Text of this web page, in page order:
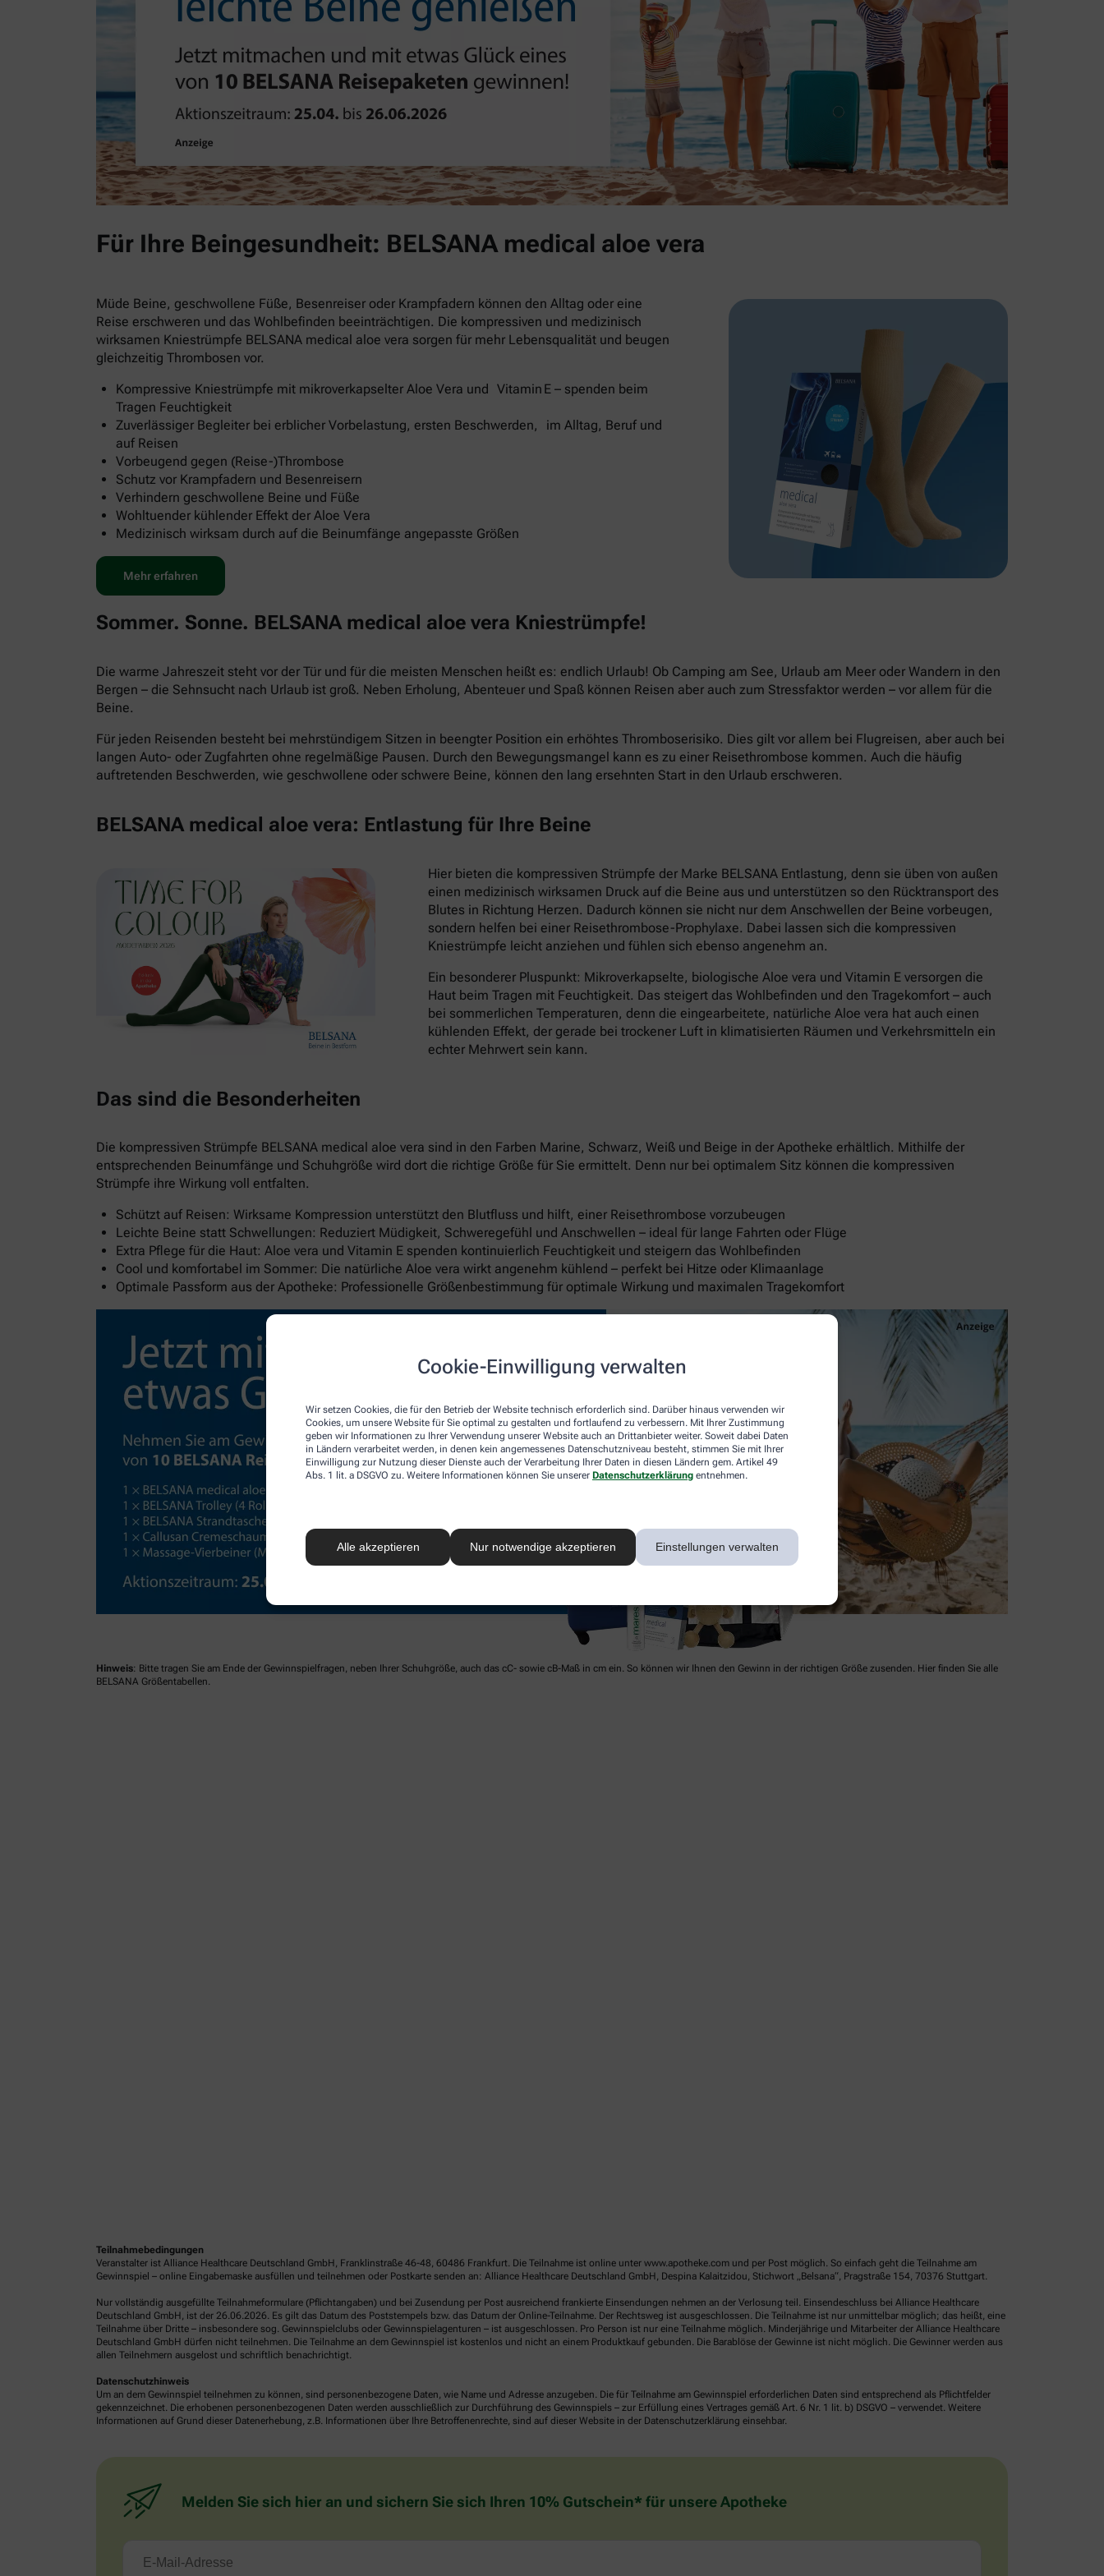
Cookie-Einwilligung verwalten
Wir setzen Cookies, die für den Betrieb der Website technisch erforderlich sind. Darüber hinaus verwenden wir
Cookies, um unsere Website für Sie optimal zu gestalten und fortlaufend zu verbessern. Mit Ihrer Zustimmung
geben wir Informationen zu Ihrer Verwendung unserer Website auch an Drittanbieter weiter. Soweit dabei Daten
in Ländern verarbeitet werden, in denen kein angemessenes Datenschutzniveau besteht, stimmen Sie mit Ihrer
Einwilligung zur Nutzung dieser Dienste auch der Verarbeitung Ihrer Daten in diesen Ländern gem. Artikel 49
Abs. 1 lit. a DSGVO zu. Weitere Informationen können Sie unserer Datenschutzerklärung entnehmen.
Alle akzeptieren Nur notwendige akzeptieren Einstellungen verwalten
Für Ihre Beingesundheit: BELSANA medical aloe vera
Müde Beine, geschwollene Füße, Besenreiser oder Krampfadern können den Alltag oder eine
Reise erschweren und das Wohlbefinden beeinträchtigen. Die kompressiven und medizinisch
wirksamen Kniestrümpfe BELSANA medical aloe vera sorgen für mehr Lebensqualität und beugen
gleichzeitig Thrombosen vor.
Kompressive Kniestrümpfe mit mikroverkapselter Aloe Vera und Vitamin E – spenden beim
Tragen Feuchtigkeit
Zuverlässiger Begleiter bei erblicher Vorbelastung, ersten Beschwerden, im Alltag, Beruf und
auf Reisen
Vorbeugend gegen (Reise-)Thrombose
Schutz vor Krampfadern und Besenreisern
Verhindern geschwollene Beine und Füße
Wohltuender kühlender Effekt der Aloe Vera
Medizinisch wirksam durch auf die Beinumfänge angepasste Größen
Mehr erfahren
Sommer. Sonne. BELSANA medical aloe vera Kniestrümpfe!
Die warme Jahreszeit steht vor der Tür und für die meisten Menschen heißt es: endlich Urlaub! Ob Camping am See, Urlaub am Meer oder Wandern in den
Bergen – die Sehnsucht nach Urlaub ist groß. Neben Erholung, Abenteuer und Spaß können Reisen aber auch zum Stressfaktor werden – vor allem für die
Beine.
Für jeden Reisenden besteht bei mehrstündigem Sitzen in beengter Position ein erhöhtes Thromboserisiko. Dies gilt vor allem bei Flugreisen, aber auch bei
langen Auto- oder Zugfahrten ohne regelmäßige Pausen. Durch den Bewegungsmangel kann es zu einer Reisethrombose kommen. Auch die häufig
auftretenden Beschwerden, wie geschwollene oder schwere Beine, können den lang ersehnten Start in den Urlaub erschweren.
BELSANA medical aloe vera: Entlastung für Ihre Beine
Hier bieten die kompressiven Strümpfe der Marke BELSANA Entlastung, denn sie üben von außen
einen medizinisch wirksamen Druck auf die Beine aus und unterstützen so den Rücktransport des
Blutes in Richtung Herzen. Dadurch können sie nicht nur dem Anschwellen der Beine vorbeugen,
sondern helfen bei einer Reisethrombose-Prophylaxe. Dabei lassen sich die kompressiven
Kniestrümpfe leicht anziehen und fühlen sich ebenso angenehm an.
Ein besonderer Pluspunkt: Mikroverkapselte, biologische Aloe vera und Vitamin E versorgen die
Haut beim Tragen mit Feuchtigkeit. Das steigert das Wohlbefinden und den Tragekomfort – auch
bei sommerlichen Temperaturen, denn die eingearbeitete, natürliche Aloe vera hat auch einen
kühlenden Effekt, der gerade bei trockener Luft in klimatisierten Räumen und Verkehrsmitteln ein
echter Mehrwert sein kann.
Das sind die Besonderheiten
Die kompressiven Strümpfe BELSANA medical aloe vera sind in den Farben Marine, Schwarz, Weiß und Beige in der Apotheke erhältlich. Mithilfe der
entsprechenden Beinumfänge und Schuhgröße wird dort die richtige Größe für Sie ermittelt. Denn nur bei optimalem Sitz können die kompressiven
Strümpfe ihre Wirkung voll entfalten.
Schützt auf Reisen: Wirksame Kompression unterstützt den Blutfluss und hilft, einer Reisethrombose vorzubeugen
Leichte Beine statt Schwellungen: Reduziert Müdigkeit, Schweregefühl und Anschwellen – ideal für lange Fahrten oder Flüge
Extra Pflege für die Haut: Aloe vera und Vitamin E spenden kontinuierlich Feuchtigkeit und steigern das Wohlbefinden
Cool und komfortabel im Sommer: Die natürliche Aloe vera wirkt angenehm kühlend – perfekt bei Hitze oder Klimaanlage
Optimale Passform aus der Apotheke: Professionelle Größenbestimmung für optimale Wirkung und maximalen Tragekomfort
Hinweis: Bitte tragen Sie am Ende der Gewinnspielfragen, neben Ihrer Schuhgröße, auch das cC- sowie cB-Maß in cm ein. So können wir Ihnen den Gewinn in der richtigen Größe zusenden. Hier finden Sie alle
BELSANA Größentabellen.
Teilnahmebedingungen
Veranstalter ist Alliance Healthcare Deutschland GmbH, Franklinstraße 46-48, 60486 Frankfurt. Die Teilnahme ist online unter www.apotheke.com und per Post möglich. So einfach geht die Teilnahme am
Gewinnspiel – online Eingabemaske ausfüllen und teilnehmen oder Postkarte senden an: Alliance Healthcare Deutschland GmbH, Despina Kalaitzidou, Stichwort „Belsana“, Pragstraße 154, 70376 Stuttgart.
Nur vollständig ausgefüllte Teilnahmeformulare (Pflichtangaben) und bei Zusendung per Post ausreichend frankierte Einsendungen nehmen an der Verlosung teil. Einsendeschluss bei Alliance Healthcare
Deutschland GmbH, ist der 26.06.2026. Es gilt das Datum des Poststempels bzw. das Datum der Online-Teilnahme. Der Rechtsweg ist ausgeschlossen. Die Teilnahme ist nur unmittelbar möglich; das heißt, eine
Teilnahme über Dritte – insbesondere sog. Gewinnspielclubs oder Gewinnspielagenturen – ist ausgeschlossen. Pro Person ist nur eine Teilnahme möglich. Minderjährige und Mitarbeiter der Alliance Healthcare
Deutschland GmbH dürfen nicht teilnehmen. Die Teilnahme an dem Gewinnspiel ist kostenlos und nicht an einem Produktkauf gebunden. Die Barablöse der Gewinne ist nicht möglich. Die Gewinner werden aus
allen Teilnehmern ausgelost und schriftlich benachrichtigt.
Datenschutzhinweis
Um an dem Gewinnspiel teilnehmen zu können, sind personenbezogene Daten, wie Name und Adresse anzugeben. Die für Teilnahme am Gewinnspiel erforderlichen Daten sind entsprechend als Pflichtfelder
gekennzeichnet. Die erhobenen personenbezogenen Daten werden ausschließlich zur Durchführung des Gewinnspiels – zur Erfüllung eines Vertrages gemäß Art. 6 Nr. 1 lit. b) DSGVO – verwendet. Weitere
Informationen auf Grund dieser Datenerhebung, z.B. Informationen über Ihre Betroffenenrechte, sind auf dieser Website in der Datenschutzerklärung einsehbar.
Melden Sie sich hier an und sichern Sie sich Ihren 10% Gutschein* für unsere Apotheke